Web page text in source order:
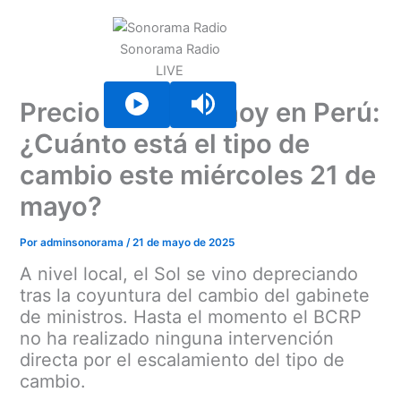
Sonorama Radio
LIVE
Precio del dólar hoy en Perú:
¿Cuánto está el tipo de
cambio este miércoles 21 de
mayo?
Poradminsonorama/21 de mayo de 2025
A nivel local, el Sol se vino depreciando
tras la coyuntura del cambio del gabinete
de ministros. Hasta el momento el BCRP
no ha realizado ninguna intervención
directa por el escalamiento del tipo de
cambio.